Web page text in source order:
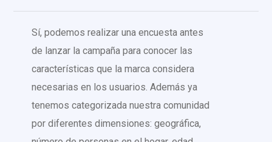
Sí, podemos realizar una encuesta antes
de lanzar la campaña para conocer las
características que la marca considera
necesarias en los usuarios. Además ya
tenemos categorizada nuestra comunidad
por diferentes dimensiones: geográfica,